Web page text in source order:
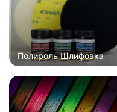
Полироль Шлифовка